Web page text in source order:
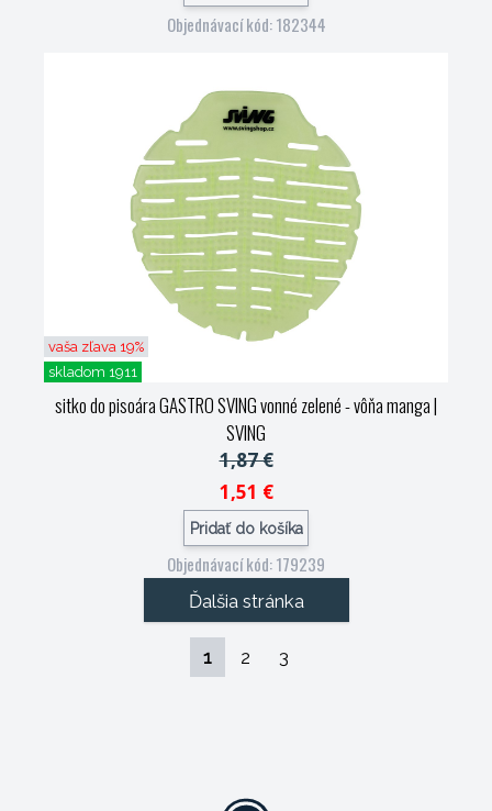
Objednávací kód: 182344
vaša zľava 19%
skladom 1911
sitko do pisoára GASTRO SVING vonné zelené - vôňa manga|
SVING
1,87 €
1,51 €
Pridať do košíka
Objednávací kód: 179239
Ďalšia stránka
1 2 3